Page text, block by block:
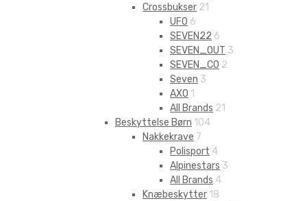
Crossbukser 21
UFO 6
SEVEN22 6
SEVEN_OUT 3
SEVEN_CO 2
Seven 3
AXO 1
All Brands 21
Beskyttelse Børn 104
Nakkekrave 7
Polisport 4
Alpinestars 3
All Brands 4
Knæbeskytter 18